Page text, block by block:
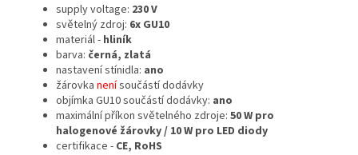
supply voltage: 230 V
světelný zdroj: 6x GU10
materiál - hliník
barva: černá, zlatá
nastavení stínidla: ano
žárovka nenísoučástí dodávky
objímka GU10 součástí dodávky: ano
maximální příkon světelného zdroje: 50 W pro
halogenové žárovky / 10 W pro LED diody
certifikace - CE, RoHS